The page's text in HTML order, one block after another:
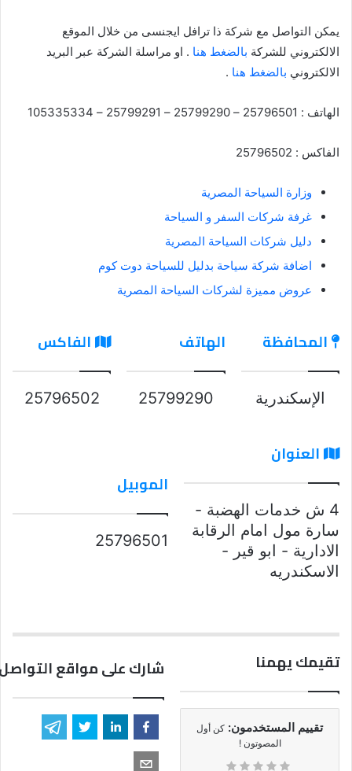
يمكن التواصل مع شركة ذا ترافل ايجنسى من خلال الموقع
الالكتروني للشركة بالضغط هنا . او مراسلة الشركة عبر البريد
الالكتروني بالضغط هنا .
الهاتف : 25796501 – 25799290 – 25799291 – 105335334
الفاكس : 25796502
وزارة السياحة المصرية
غرفة شركات السفر و السياحة
دليل شركات السياحة المصرية
اضافة شركة سياحة بدليل للسياحة دوت كوم
عروض مميزة لشركات السياحة المصرية
المحافظة
الإسكندرية
الهاتف
25799290
الفاكس
25796502
العنوان
4 ش خدمات الهضبة -
سارة مول امام الرقابة
الادارية - ابو قير -
الاسكندريه
الموبيل
25796501
تقيمك يهمنا
تقييم المستخدمون: كن أول
المصوتون !
شارك على مواقع